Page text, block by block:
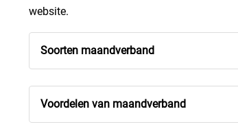
website.
Soorten maandverband
Voordelen van maandverband